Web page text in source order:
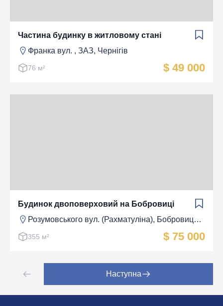
Частина будинку в житловому стані
Франка вул. , ЗАЗ, Чернігів
76 м² $ 49 000
Будинок двоповерховий на Бобровиці
Розумовського вул. (Рахматуліна), Бобровиця, Чернігів
355 м² $ 75 000
Наступна